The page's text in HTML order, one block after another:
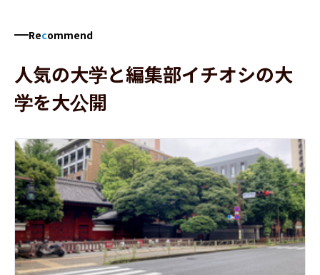
Recommend
人気の大学と編集部イチオシの大
学を大公開